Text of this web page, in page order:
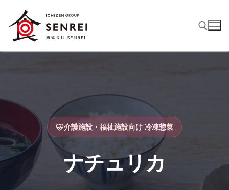
介護施設・福祉施設向け 冷凍惣菜
ナチュリカ